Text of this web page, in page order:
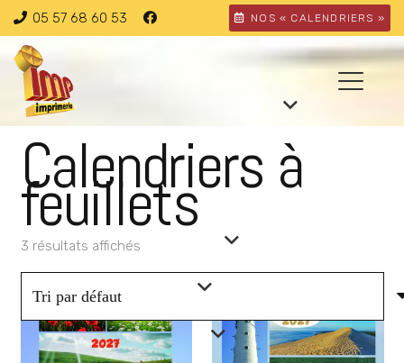
05 57 68 60 53 NOS « CALENDRIERS »
Calendriers à
feuillets
3 résultats affichés